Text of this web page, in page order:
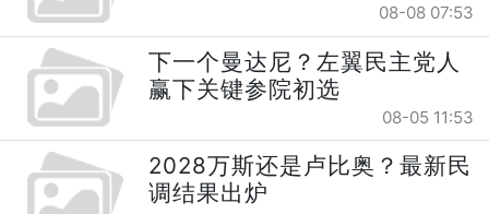
08-08 07:53
下一个曼达尼？左翼民主党人
赢下关键参院初选
08-05 11:53
2028万斯还是卢比奥？最新民
调结果出炉